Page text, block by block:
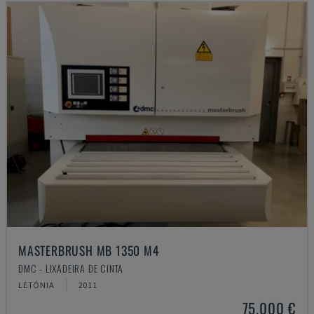
MASTERBRUSH MB 1350 M4
DMC - LIXADEIRA DE CINTA
LETÓNIA 2011
75.000 €